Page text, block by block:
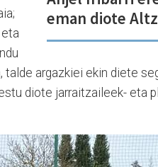
eman diote
argazkiei ekin diete
diote jarraitzaileek- eta